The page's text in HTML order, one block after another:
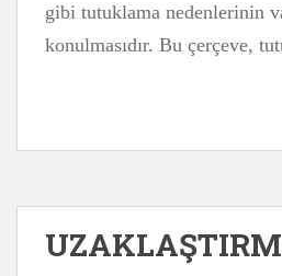
gibi tutuklama nedenlerinin
konulmasıdır. Bu çerçeve,